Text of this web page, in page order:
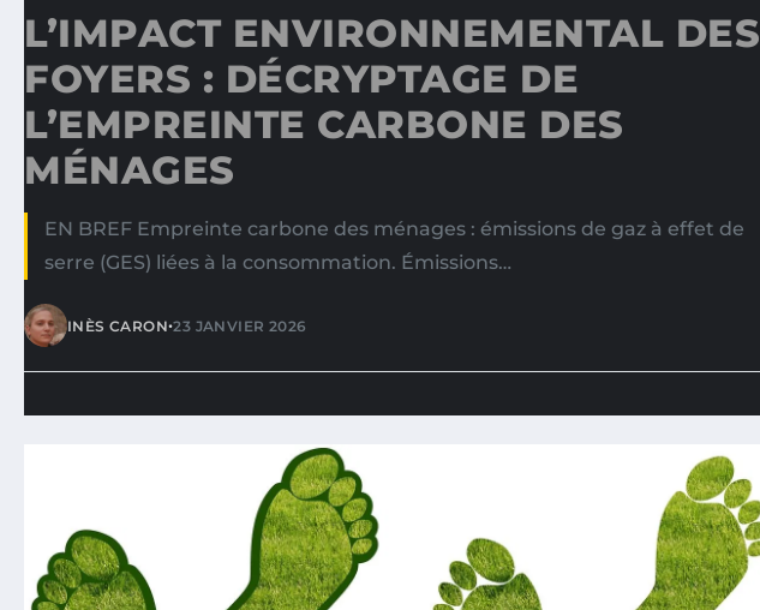
L’IMPACT ENVIRONNEMENTAL DES
FOYERS : DÉCRYPTAGE DE
L’EMPREINTE CARBONE DES
MÉNAGES
EN BREF Empreinte carbone des ménages : émissions de gaz à effet de
serre (GES) liées à la consommation. Émissions…
INÈS CARON•23 JANVIER 2026